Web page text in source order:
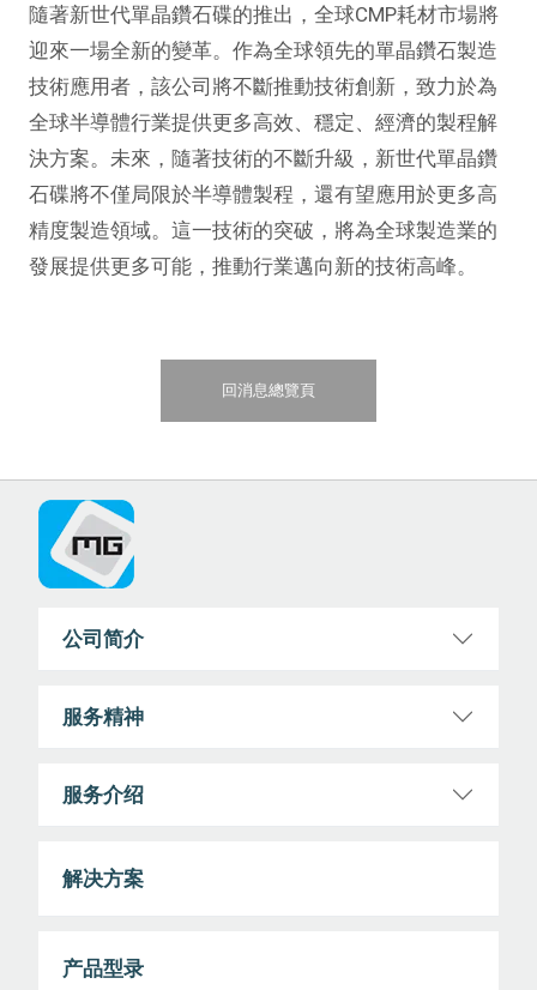
隨著新世代單晶鑽石碟的推出，全球CMP耗材市場將
迎來一場全新的變革。作為全球領先的單晶鑽石製造
技術應用者，該公司將不斷推動技術創新，致力於為
全球半導體行業提供更多高效、穩定、經濟的製程解
決方案。未來，隨著技術的不斷升級，新世代單晶鑽
石碟將不僅局限於半導體製程，還有望應用於更多高
精度製造領域。這一技術的突破，將為全球製造業的
發展提供更多可能，推動行業邁向新的技術高峰。
回消息總覽頁
公司简介
服务精神
服务介绍
解决方案
产品型录